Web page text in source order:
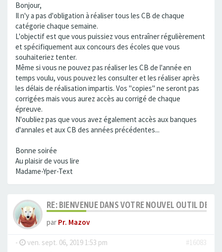
Bonjour,
Il n'y a pas d'obligation à réaliser tous les CB de chaque
catégorie chaque semaine.
L'objectif est que vous puissiez vous entraîner régulièrement
et spécifiquement aux concours des écoles que vous
souhaiteriez tenter.
Même si vous ne pouvez pas réaliser les CB de l'année en
temps voulu, vous pouvez les consulter et les réaliser après
les délais de réalisation impartis. Vos "copies" ne seront pas
corrigées mais vous aurez accès au corrigé de chaque
épreuve.
N'oubliez pas que vous avez également accès aux banques
d'annales et aux CB des années précédentes...
Bonne soirée
Au plaisir de vous lire
Madame-Yper-Text
RE: BIENVENUE DANS VOTRE NOUVEL OUTIL DE
par Pr. Mazov
- ven. sept. 06, 2019 1:53 pm
#16083